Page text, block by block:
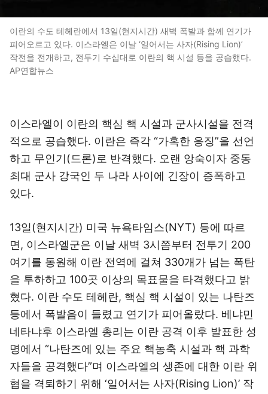
이란의 수도 테헤란에서 13일(현지시간) 새벽 폭발과 함께 연기가
피어오르고 있다. 이스라엘은 이날 ‘일어서는 사자(Rising Lion)’
작전을 전개하고, 전투기 수십대로 이란의 핵 시설 등을 공습했다.
AP연합뉴스
이스라엘이 이란의 핵심 핵 시설과 군사시설을 전격
적으로 공습했다. 이란은 즉각 “가혹한 응징”을 선언
하고 무인기(드론)로 반격했다. 오랜 앙숙이자 중동
최대 군사 강국인 두 나라 사이에 긴장이 증폭하고
있다.
13일(현지시간) 미국 뉴욕타임스(NYT) 등에 따르
면, 이스라엘군은 이날 새벽 3시쯤부터 전투기 200
여기를 동원해 이란 전역에 걸쳐 330개가 넘는 폭탄
을 투하하고 100곳 이상의 목표물을 타격했다고 밝
혔다. 이란 수도 테헤란, 핵심 핵 시설이 있는 나탄즈
등에서 폭발음이 들렸고 연기가 피어올랐다. 베냐민
네타냐후 이스라엘 총리는 이란 공격 이후 발표한 성
명에서 “나탄즈에 있는 주요 핵농축 시설과 핵 과학
자들을 공격했다”며 이스라엘의 생존에 대한 이란 위
협을 격퇴하기 위해 ‘일어서는 사자(Rising Lion)’ 작